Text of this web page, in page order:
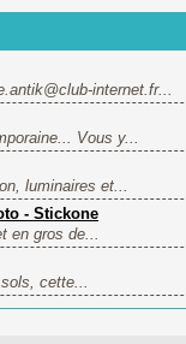
internet.fr...
Vous y...
luminaires et...
- Stickone
en gros de...
cette...